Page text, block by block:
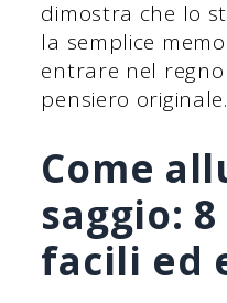
dimostra che lo
la semplice
entrare nel
pensiero originale.
Come
saggio:
facili ed